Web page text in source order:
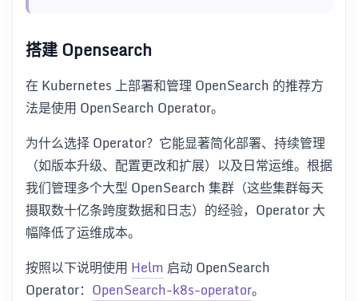
搭建 Opensearch
在 Kubernetes 上部署和管理 OpenSearch 的推荐方
法是使用 OpenSearch Operator。
为什么选择 Operator？它能显著简化部署、持续管理
（如版本升级、配置更改和扩展）以及日常运维。根据
我们管理多个大型 OpenSearch 集群（这些集群每天
摄取数十亿条跨度数据和日志）的经验，Operator 大
幅降低了运维成本。
按照以下说明使用 Helm 启动 OpenSearch
Operator： OpenSearch-k8s-operator。